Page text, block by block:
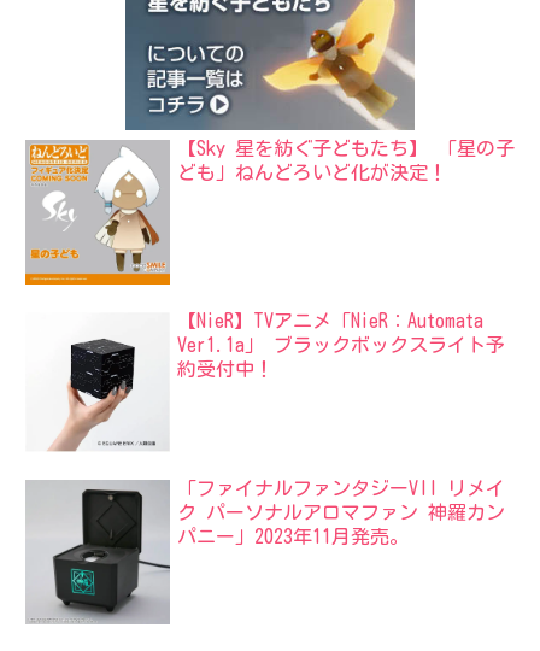
【Sky 星を紡ぐ子どもたち】 「星の子
ども」ねんどろいど化が決定！
【NieR】TVアニメ「NieR：Automata
Ver1.1a」 ブラックボックスライト予
約受付中！
「ファイナルファンタジーVII リメイ
ク パーソナルアロマファン 神羅カン
パニー」2023年11月発売。